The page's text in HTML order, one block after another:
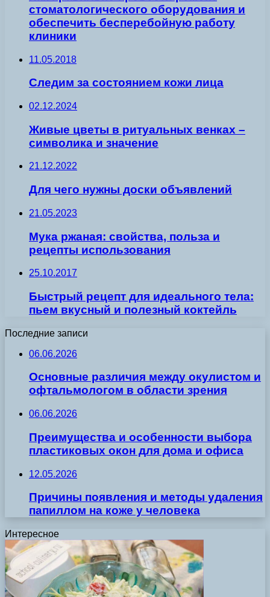
стоматологического оборудования и
обеспечить бесперебойную работу
клиники
11.05.2018
Следим за состоянием кожи лица
02.12.2024
Живые цветы в ритуальных венках –
символика и значение
21.12.2022
Для чего нужны доски объявлений
21.05.2023
Мука ржаная: свойства, польза и
рецепты использования
25.10.2017
Быстрый рецепт для идеального тела:
пьем вкусный и полезный коктейль
Последние записи
06.06.2026
Основные различия между окулистом и
офтальмологом в области зрения
06.06.2026
Преимущества и особенности выбора
пластиковых окон для дома и офиса
12.05.2026
Причины появления и методы удаления
папиллом на коже у человека
Интересное